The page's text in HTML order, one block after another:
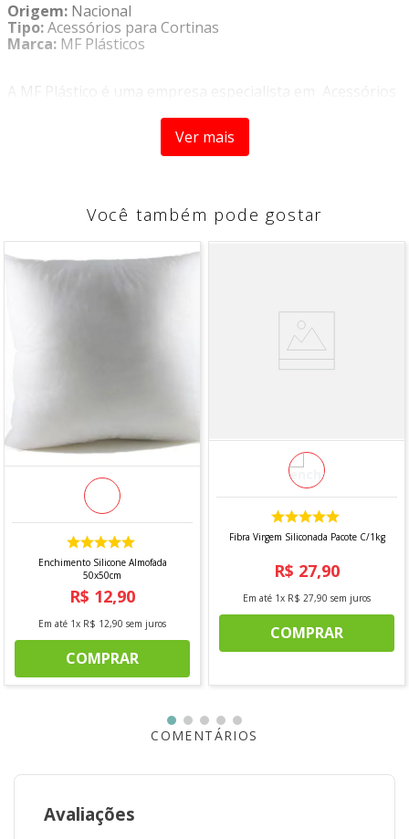
Origem: Nacional
Tipo:Acessórios para Cortinas
Marca: MF Plásticos
A MF Plástico é uma empresa especialista em Acessórios
Ponteiras, Braçadeiras, Argolas, entre outros, conta
ainda com profissionais especializados, equipamentos de
última geração, ferramenta própria, agilidade no
proporcionar.
OIlhós Quadrado Grande 33 mm Pacote com 10 peças
Cromado- MF Plásticosé produzido com materiais de
alta qualidade e excelente relação custo-benefício e
- Produto confeccionado em material de alta qualidade
- Plástico
DIMENSÕES
Diâmetro 6 mm
largura 8 cm
O PRODUTO ACOMPANHA:
10 unidade deIlhós Quadrado Grande 33 mm
Cromado- MF Plásticos
*Imagem meramente ilustrativa
Ver mais
Você também pode gostar
Enchimento Silicone Almofada
50x50cm
R$ 12,90
Em até 1x R$ 12,90 sem juros
COMPRAR
Fibra Virgem Siliconada Pacote C/1kg
R$ 27,90
Em até 1x R$ 27,90 sem juros
COMPRAR
COMENTÁRIOS
Avaliações